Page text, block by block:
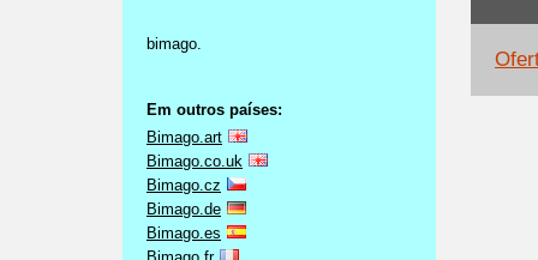
bimago.
Em outros países:
Bimago.art
Bimago.co.uk
Bimago.cz
Bimago.de
Bimago.es